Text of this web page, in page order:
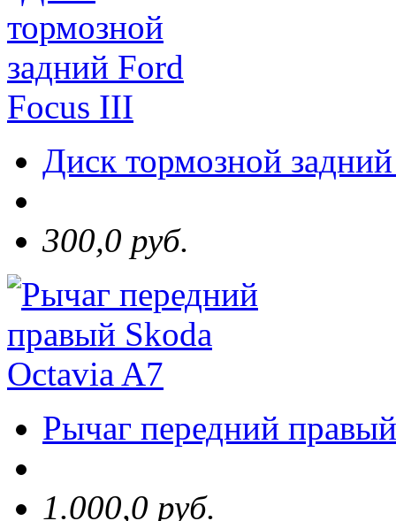
Диск тормозной
300,0 руб.
Рычаг передний
1.000,0 руб.